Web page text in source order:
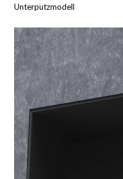
Unterputzmodell